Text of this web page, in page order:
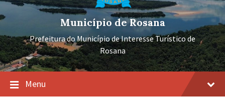
Município de Rosana
Prefeitura do Município de Interesse Turístico de
Rosana
Menu